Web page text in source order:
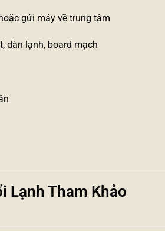
gửi máy về trung tâm
dàn lạnh, board mạch
Lạnh Tham Khảo